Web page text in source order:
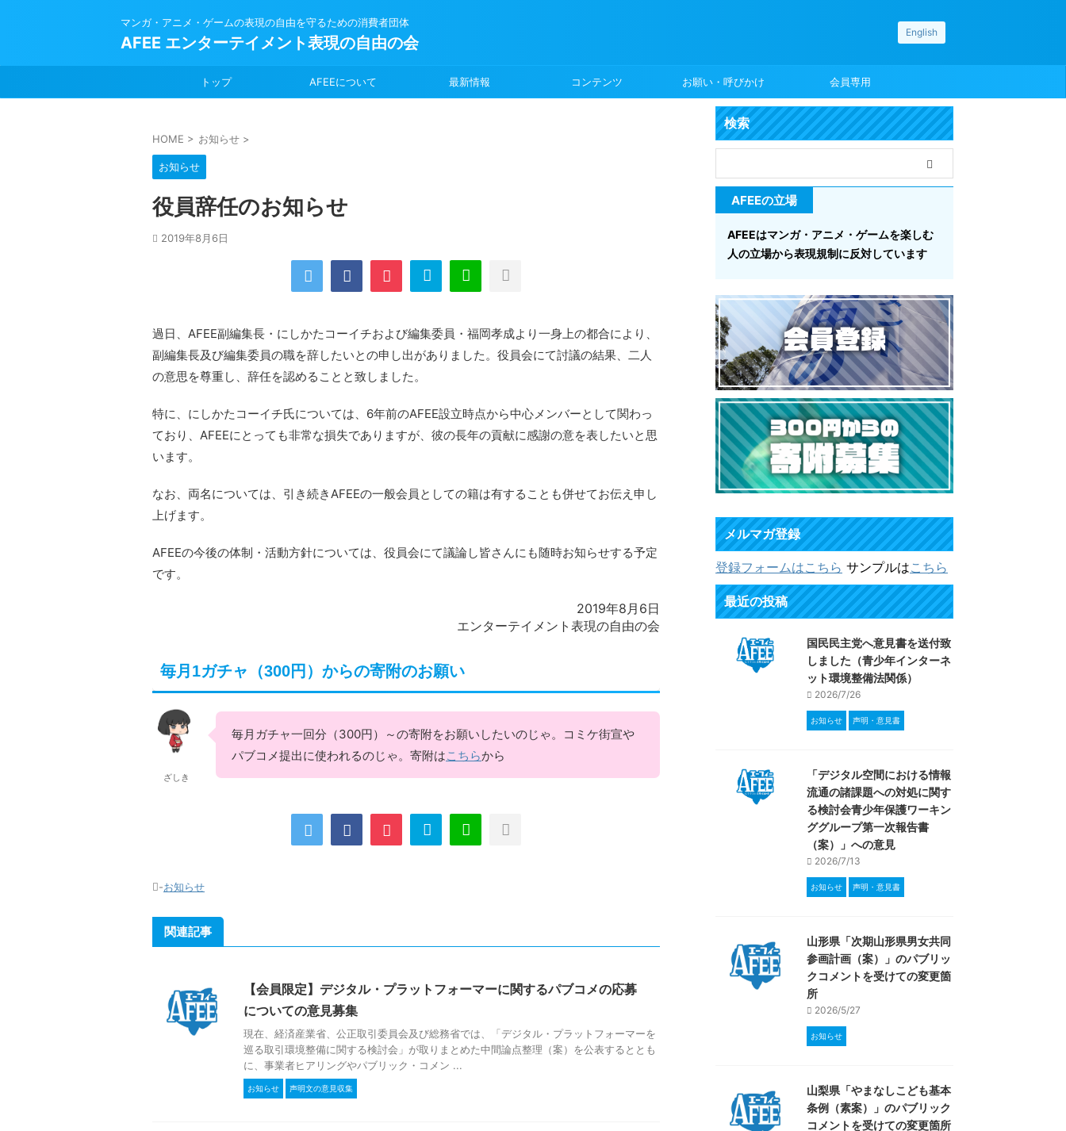
マンガ・アニメ・ゲームの表現の自由を守るための消費者団体
AFEE エンターテイメント表現の自由の会
English
トップ AFEEについて 最新情報 コンテンツ お願い・呼びかけ 会員専用
HOME > お知らせ >
お知らせ
役員辞任のお知らせ
2019年8月6日
過日、AFEE副編集長・にしかたコーイチおよび編集委員・福岡孝成より一身上の都合により、
副編集長及び編集委員の職を辞したいとの申し出がありました。役員会にて討議の結果、二人
の意思を尊重し、辞任を認めることと致しました。
特に、にしかたコーイチ氏については、6年前のAFEE設立時点から中心メンバーとして関わっ
ており、AFEEにとっても非常な損失でありますが、彼の長年の貢献に感謝の意を表したいと思
います。
なお、両名については、引き続きAFEEの一般会員としての籍は有することも併せてお伝え申し
上げます。
AFEEの今後の体制・活動方針については、役員会にて議論し皆さんにも随時お知らせする予定
です。
2019年8月6日
エンターテイメント表現の自由の会
毎月1ガチャ（300円）からの寄附のお願い
ざしき
毎月ガチャ一回分（300円）～の寄附をお願いしたいのじゃ。コミケ街宣や
パブコメ提出に使われるのじゃ。寄附はこちらから
-お知らせ
関連記事
【会員限定】デジタル・プラットフォーマーに関するパブコメの応募
についての意見募集
現在、経済産業省、公正取引委員会及び総務省では、「デジタル・プラットフォーマーを
巡る取引環境整備に関する検討会」が取りまとめた中間論点整理（案）を公表するととも
に、事業者ヒアリングやパブリック・コメン ...
お知らせ 声明文の意見収集
検索
AFEEの立場
AFEEはマンガ・アニメ・ゲームを楽しむ
人の立場から表現規制に反対しています
メルマガ登録
登録フォームはこちら サンプルはこちら
最近の投稿
国民民主党へ意見書を送付致
しました（青少年インターネ
ット環境整備法関係）
2026/7/26
お知らせ 声明・意見書
「デジタル空間における情報
流通の諸課題への対処に関す
る検討会青少年保護ワーキン
ググループ第一次報告書
（案）」への意見
2026/7/13
お知らせ 声明・意見書
山形県「次期山形県男女共同
参画計画（案）」のパブリッ
クコメントを受けての変更箇
所
2026/5/27
お知らせ
山梨県「やまなしこども基本
条例（素案）」のパブリック
コメントを受けての変更箇所